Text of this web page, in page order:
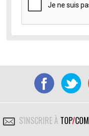
S'INSCRIRE À TOP/COM